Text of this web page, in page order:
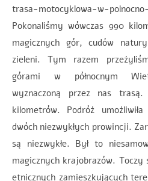
trasa-motocyklowa-w-
Pokonaliśmy wówczas 990
magicznych gór, cudów
zieleni. Tym razem
górami w północnym
wyznaczoną przez nas trasą.
kilometrów. Podróż
dwóch niezwykłych prowincji.
są niezwykłe. Był to
magicznych krajobrazów.
etnicznych zamieszkujących